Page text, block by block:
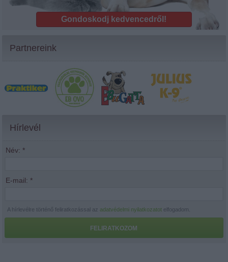
Gondoskodj kedvencedről!
Partnereink
Hírlevél
Név: *
E-mail: *
A hírlevélre történő feliratkozással azadatvédelmi nyilatkozatot elfogadom.
FELIRATKOZOM